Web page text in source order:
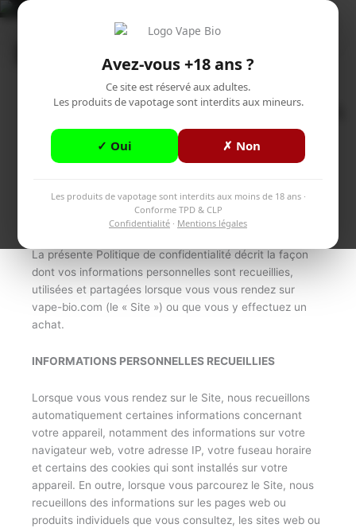
Avez-vous +18 ans ?
Ce site est réservé aux adultes.
Les produits de vapotage sont interdits aux mineurs.
✓ Oui ✗ Non
Les produits de vapotage sont interdits aux moins de 18 ans ·
Conforme TPD & CLP
Confidentialité · Mentions légales
Accueil
Aller
Confidentialité
La présente Politique de confidentialité décrit la façon
dont vos informations personnelles sont recueillies,
utilisées et partagées lorsque vous vous rendez sur
vape-bio.com (le « Site ») ou que vous y effectuez un
achat.
INFORMATIONS PERSONNELLES RECUEILLIES
Lorsque vous vous rendez sur le Site, nous recueillons
automatiquement certaines informations concernant
votre appareil, notamment des informations sur votre
navigateur web, votre adresse IP, votre fuseau horaire
et certains des cookies qui sont installés sur votre
appareil. En outre, lorsque vous parcourez le Site, nous
recueillons des informations sur les pages web ou
produits individuels que vous consultez, les sites web ou